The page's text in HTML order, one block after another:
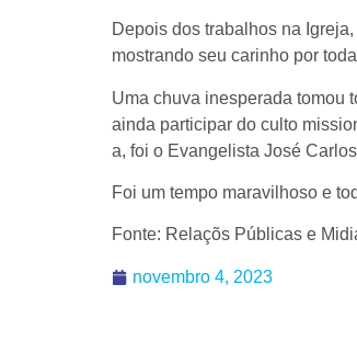
Depois dos trabalhos na
mostrando seu carinho por
Uma chuva inesperada tomou
ainda participar do culto
a, foi o Evangelista José
Foi um tempo maravilhoso e
Fonte: Relaçõs Públicas e
novembro 4, 2023